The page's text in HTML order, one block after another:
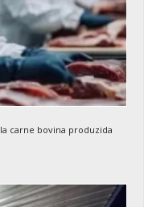
carne bovina produzida